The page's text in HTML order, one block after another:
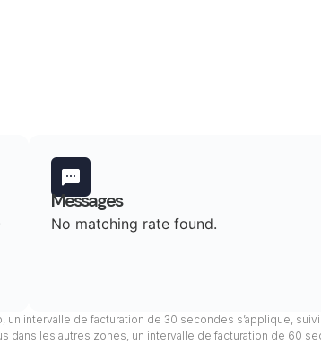
Messages
No matching rate found.
intervalle de facturation de 30 secondes s’applique,
dans les autres zones, un intervalle de facturation de 60